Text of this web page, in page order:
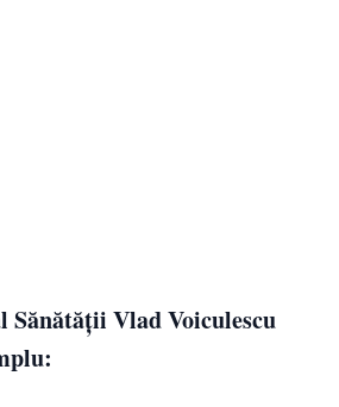
Vlad Voiculescu